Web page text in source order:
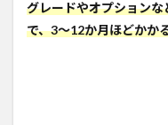
グレードやオプション
で、3〜12か月ほどかか